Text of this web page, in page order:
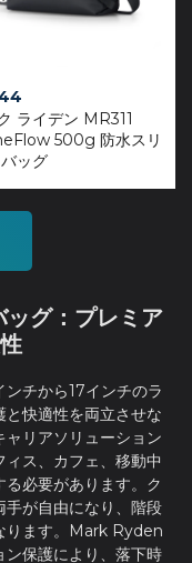
ライデン MR311
500g 防水スリ
ッグ
グ：プレミア
チから17インチのラ
快適性を両立させな
リアソリューション
ス、カフェ、移動中
必要があります。ク
手が自由になり、階段
ります。Mark Ryden
ン保護により、落下時